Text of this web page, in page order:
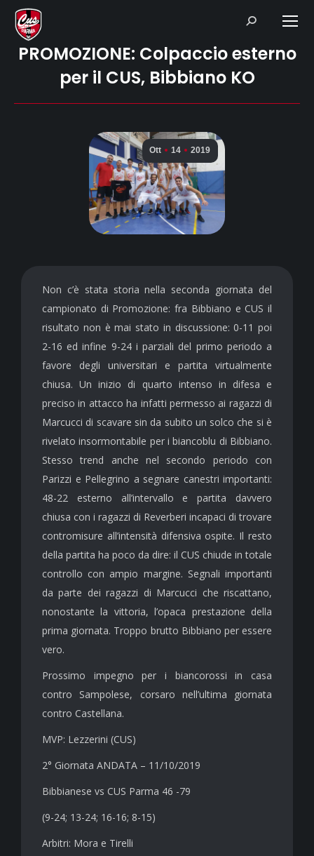
Search:
PROMOZIONE: Colpaccio esterno
per il CUS, Bibbiano KO
Ott 14 2019
Non c’è stata storia nella seconda giornata del
campionato di Promozione: fra Bibbiano e CUS il
risultato non è mai stato in discussione: 0-11 poi
2-16 ed infine 9-24 i parziali del primo periodo a
favore degli universitari e partita virtualmente
chiusa. Un inizio di quarto intenso in difesa e
preciso in attacco ha infatti permesso ai ragazzi di
Marcucci di scavare sin da subito un solco che si è
rivelato insormontabile per i biancoblu di Bibbiano.
Stesso trend anche nel secondo periodo con
Parizzi e Pellegrino a segnare canestri importanti:
48-22 esterno all’intervallo e partita davvero
chiusa con i ragazzi di Reverberi incapaci di trovare
contromisure all’intensità difensiva ospite. Il resto
della partita ha poco da dire: il CUS chiude in totale
controllo con ampio margine. Segnali importanti
da parte dei ragazzi di Marcucci che riscattano,
nonostante la vittoria, l’opaca prestazione della
prima giornata. Troppo brutto Bibbiano per essere
vero.
Prossimo impegno per i biancorossi in casa
contro Sampolese, corsaro nell’ultima giornata
contro Castellana.
MVP: Lezzerini (CUS)
2° Giornata ANDATA – 11/10/2019
Bibbianese vs CUS Parma 46 -79
(9-24; 13-24; 16-16; 8-15)
Arbitri: Mora e Tirelli